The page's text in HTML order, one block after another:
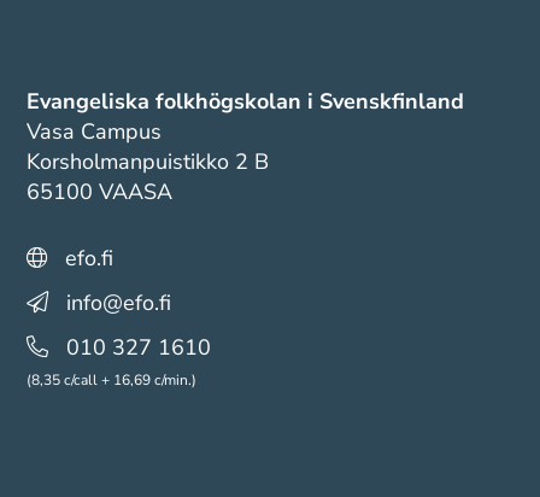
Evangeliska folkhögskolan i Svenskfinland
Vasa Campus
Korsholmanpuistikko 2 B
65100 VAASA
efo.fi
info@efo.fi
010 327 1610
(8,35 c/call + 16,69 c/min.)